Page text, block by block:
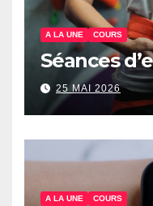
A LA UNE COURS
Séances
25 MAI 2026
A LA UNE COURS